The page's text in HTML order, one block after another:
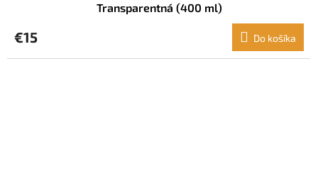
Transparentná (400 ml)
€15 Do košíka